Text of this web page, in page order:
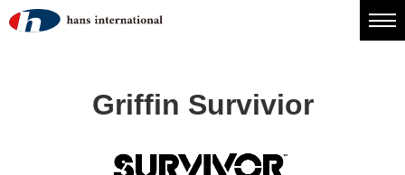
Griffin Survivior